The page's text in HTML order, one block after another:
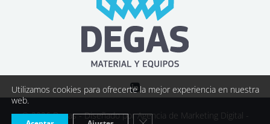
© 2026 Degas - Diseñado porAgencia de Marketing Digital -
Utilizamos cookies para ofrecerte la mejor experiencia en nuestra
web.
Cerrar el banner de cookies